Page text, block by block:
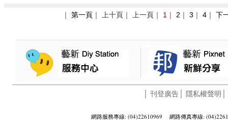
｜ 第一頁 ｜ 上十頁｜ 上一頁｜ 1 ｜ 2 ｜ 3 ｜ 4 ｜ 下
刊登廣告│ 隱私權聲明
網路服務專線: (04)22610969 網路傳真專線: